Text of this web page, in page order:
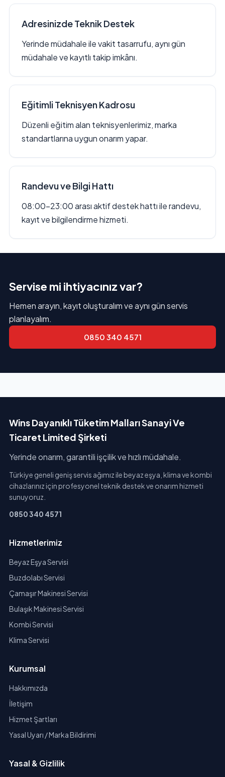
Adresinizde Teknik Destek
Yerinde müdahale ile vakit tasarrufu, aynı gün
müdahale ve kayıtlı takip imkânı.
Eğitimli Teknisyen Kadrosu
Düzenli eğitim alan teknisyenlerimiz, marka
standartlarına uygun onarım yapar.
Randevu ve Bilgi Hattı
08:00–23:00 arası aktif destek hattı ile randevu,
kayıt ve bilgilendirme hizmeti.
Servise mi ihtiyacınız var?
Hemen arayın, kayıt oluşturalım ve aynı gün servis
planlayalım.
0850 340 4571
Wins Dayanıklı Tüketim Malları Sanayi Ve
Ticaret Limited Şirketi
Yerinde onarım, garantili işçilik ve hızlı müdahale.
Türkiye geneli geniş servis ağımız ile beyaz eşya, klima ve kombi
cihazlarınız için profesyonel teknik destek ve onarım hizmeti
sunuyoruz.
0850 340 4571
Hizmetlerimiz
Beyaz Eşya Servisi
Buzdolabı Servisi
Çamaşır Makinesi Servisi
Bulaşık Makinesi Servisi
Kombi Servisi
Klima Servisi
Kurumsal
Hakkımızda
İletişim
Hizmet Şartları
Yasal Uyarı / Marka Bildirimi
Yasal & Gizlilik